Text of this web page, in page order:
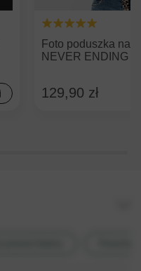
Foto poduszka na
NEVER ENDING
129,90 zł